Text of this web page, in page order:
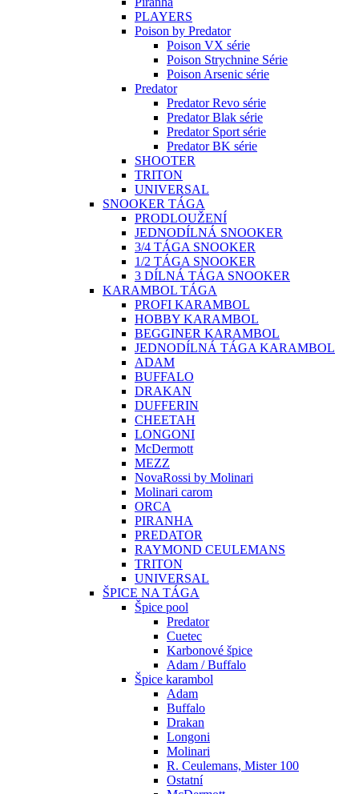
PLAYERS
Poison by Predator
Poison VX série
Poison Strychnine Série
Poison Arsenic série
Predator
Predator Revo série
Predator Blak série
Predator Sport série
Predator BK série
SHOOTER
TRITON
UNIVERSAL
SNOOKER TÁGA
PRODLOUŽENÍ
JEDNODÍLNÁ SNOOKER
3/4 TÁGA SNOOKER
1/2 TÁGA SNOOKER
3 DÍLNÁ TÁGA SNOOKER
KARAMBOL TÁGA
PROFI KARAMBOL
HOBBY KARAMBOL
BEGGINER KARAMBOL
JEDNODÍLNÁ TÁGA KARAMBOL
ADAM
BUFFALO
DRAKAN
DUFFERIN
CHEETAH
LONGONI
McDermott
MEZZ
NovaRossi by Molinari
Molinari carom
ORCA
PIRANHA
PREDATOR
RAYMOND CEULEMANS
TRITON
UNIVERSAL
ŠPICE NA TÁGA
Špice pool
Predator
Cuetec
Karbonové špice
Adam / Buffalo
Špice karambol
Adam
Buffalo
Drakan
Longoni
Molinari
R. Ceulemans, Mister 100
Ostatní